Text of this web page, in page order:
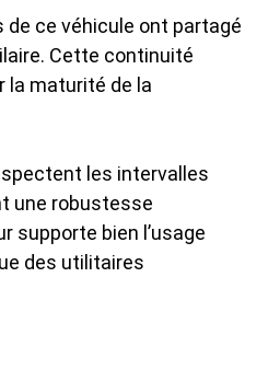
de ce véhicule ont partagé
Cette continuité
la maturité de la
les intervalles
une robustesse
supporte bien l’usage
des utilitaires